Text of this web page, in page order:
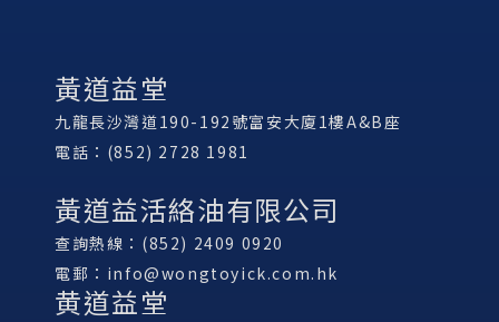
黃道益堂
九龍長沙灣道190-192號富安大廈1樓A&B座
電話：(852) 2728 1981
黃道益活絡油有限公司
查詢熱線：(852) 2409 0920
電郵： info@wongtoyick.com.hk
黄道益堂